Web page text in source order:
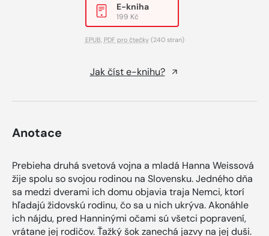
E-kniha
199 Kč
EPUB PDF pro čtečky(240 stran)
Jak číst e-knihu?
Anotace
Prebieha druhá svetová vojna a mladá Hanna Weissová
žije spolu so svojou rodinou na Slovensku. Jedného dňa
sa medzi dverami ich domu objavia traja Nemci, ktorí
hľadajú židovskú rodinu, čo sa u nich ukrýva. Akonáhle
ich nájdu, pred Hanninými očami sú všetci popravení,
vrátane jej rodičov. Ťažký šok zanechá jazvy na jej duši.